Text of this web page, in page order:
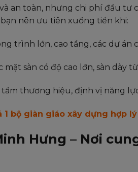
an toàn, nhưng chi phí đầu
nên ưu tiên xuống tiền khi:
trình lớn, cao tầng, các dự án
mặt sàn có độ cao lớn, sàn dày
thương hiệu, định vị năng
1 bộ giàn giáo xây dựng hợp
Hưng – Nơi